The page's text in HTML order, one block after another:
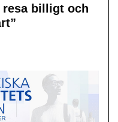
resa billigt och